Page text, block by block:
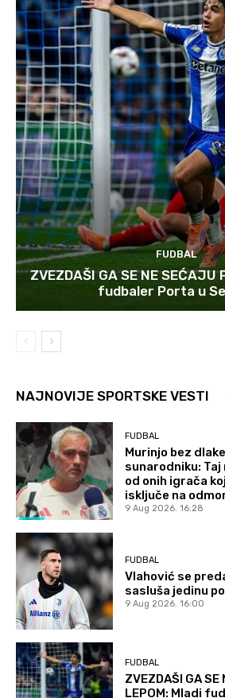
FUDBAL
ZVEZDAŠI GA SE NE SEĆAJU
fudbaler Porta u
NAJNOVIJE SPORTSKE VESTI
FUDBAL
Murinjo bez
sunarodniku:
od onih igrača
isključe na
9 Aug 2026. 16:28
FUDBAL
Vlahović se
sasluša jedinu
9 Aug 2026. 16:00
FUDBAL
ZVEZDAŠI GA SE
LEPOM: Mladi